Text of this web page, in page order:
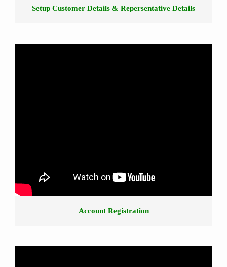
Setup Customer Details & Repersentative Details
Account Registration